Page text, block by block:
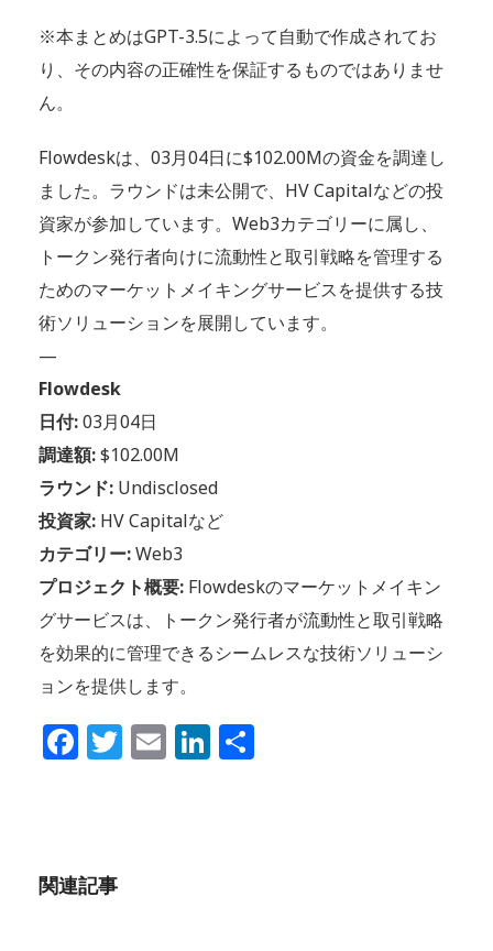
※本まとめはGPT-3.5によって自動で作成されてお
り、その内容の正確性を保証するものではありませ
ん。
Flowdeskは、03月04日に$102.00Mの資金を調達し
ました。ラウンドは未公開で、HV Capitalなどの投
資家が参加しています。Web3カテゴリーに属し、
トークン発行者向けに流動性と取引戦略を管理する
ためのマーケットメイキングサービスを提供する技
術ソリューションを展開しています。
—
Flowdesk
日付:03月04日
調達額:$102.00M
ラウンド: Undisclosed
投資家: HV Capitalなど
カテゴリー:Web3
プロジェクト概要: Flowdeskのマーケットメイキン
グサービスは、トークン発行者が流動性と取引戦略
を効果的に管理できるシームレスな技術ソリューシ
ョンを提供します。
Facebook
Twitter
EmailLinkedIn
関連記事